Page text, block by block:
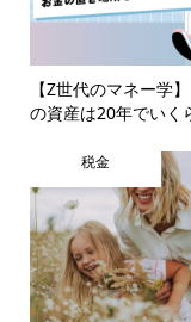
【Z世代のマネー学
の資産は20年でいく
税金